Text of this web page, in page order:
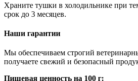
Храните тушки в холодильнике при
срок до 3 месяцев.
Наши гарантии
Мы обеспечиваем строгий
получаете свежий и безопасный
Пищевая ценность на 100 г: